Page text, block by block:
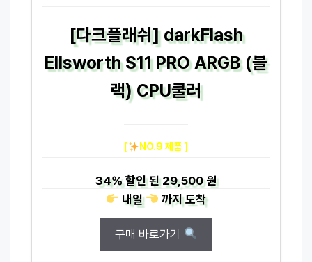
[다크플래쉬] darkFlash
Ellsworth S11 PRO ARGB (블
랙) CPU쿨러
[ NO.9 제품 ]
34%할인 된29,500 원
내일
까지도착
구매 바로가기